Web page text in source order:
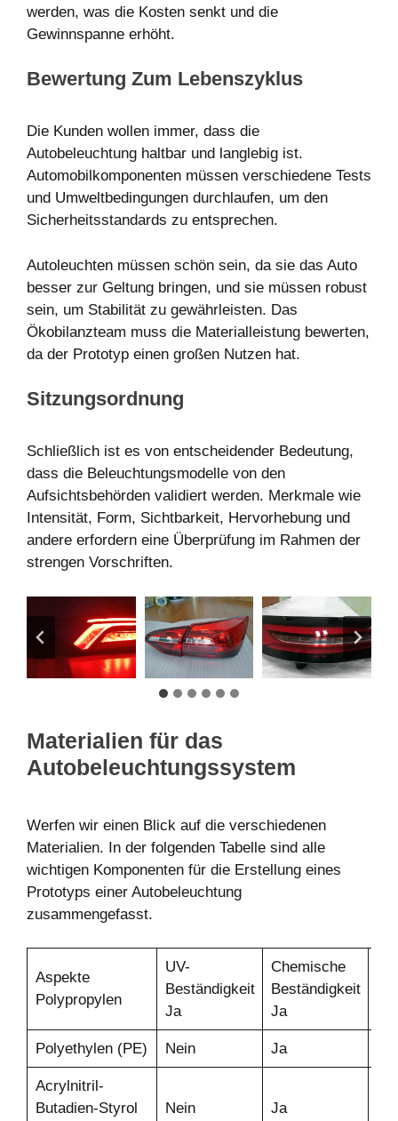
werden, was die Kosten senkt und die
Gewinnspanne erhöht.
Bewertung Zum Lebenszyklus
Die Kunden wollen immer, dass die
Autobeleuchtung haltbar und langlebig ist.
Automobilkomponenten müssen verschiedene Tests
und Umweltbedingungen durchlaufen, um den
Sicherheitsstandards zu entsprechen.
Autoleuchten müssen schön sein, da sie das Auto
besser zur Geltung bringen, und sie müssen robust
sein, um Stabilität zu gewährleisten. Das
Ökobilanzteam muss die Materialleistung bewerten,
da der Prototyp einen großen Nutzen hat.
Sitzungsordnung
Schließlich ist es von entscheidender Bedeutung,
dass die Beleuchtungsmodelle von den
Aufsichtsbehörden validiert werden. Merkmale wie
Intensität, Form, Sichtbarkeit, Hervorhebung und
andere erfordern eine Überprüfung im Rahmen der
strengen Vorschriften.
Materialien für das
Autobeleuchtungssystem
Werfen wir einen Blick auf die verschiedenen
Materialien. In der folgenden Tabelle sind alle
wichtigen Komponenten für die Erstellung eines
Prototyps einer Autobeleuchtung
zusammengefasst.
Aspekte
Polypropylen
UV-
Beständigkeit
Ja
Chemische
Beständigkeit
Ja
Polyethylen (PE) Nein Ja
Acrylnitril-
Butadien-Styrol
Nein Ja